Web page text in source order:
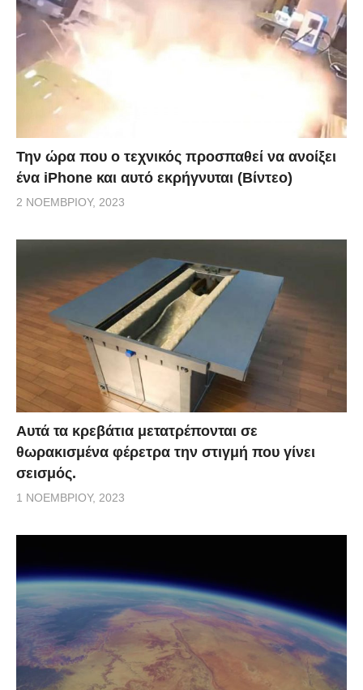
Την ώρα που ο τεχνικός προσπαθεί να ανοίξει
ένα iPhone και αυτό εκρήγνυται (Βίντεο)
2 ΝΟΕΜΒΡΊΟΥ, 2023
Αυτά τα κρεβάτια μετατρέπονται σε
θωρακισμένα φέρετρα την στιγμή που γίνει
σεισμός.
1 ΝΟΕΜΒΡΊΟΥ, 2023